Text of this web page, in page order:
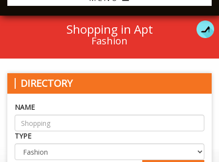
Shopping in Apt
Fashion
DIRECTORY
NAME
TYPE